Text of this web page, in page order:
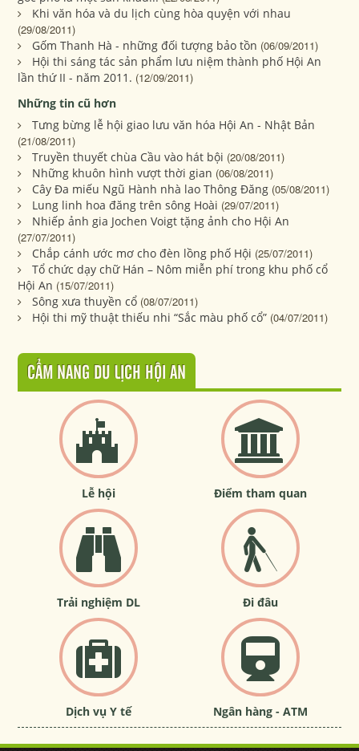
Khi văn hóa và du lịch cùng hòa quyện với nhau
(29/08/2011)
Gốm Thanh Hà - những đối tượng bảo tồn (06/09/2011)
Hội thi sáng tác sản phẩm lưu niệm thành phố Hội An
lần thứ II - năm 2011. (12/09/2011)
Những tin cũ hơn
Tưng bừng lễ hội giao lưu văn hóa Hội An - Nhật Bản
(21/08/2011)
Truyền thuyết chùa Cầu vào hát bội (20/08/2011)
Những khuôn hình vượt thời gian (06/08/2011)
Cây Đa miếu Ngũ Hành nhà lao Thông Đăng (05/08/2011)
Lung linh hoa đăng trên sông Hoài (29/07/2011)
Nhiếp ảnh gia Jochen Voigt tặng ảnh cho Hội An
(27/07/2011)
Chắp cánh ước mơ cho đèn lồng phố Hội (25/07/2011)
Tổ chức dạy chữ Hán – Nôm miễn phí trong khu phố cổ
Hội An (15/07/2011)
Sông xưa thuyền cổ (08/07/2011)
Hội thi mỹ thuật thiếu nhi “Sắc màu phố cổ” (04/07/2011)
CẨM NANG DU LỊCH HỘI AN
Lễ hội Điểm tham quan
Trải nghiệm DL Đi đâu
Dịch vụ Y tế Ngân hàng - ATM